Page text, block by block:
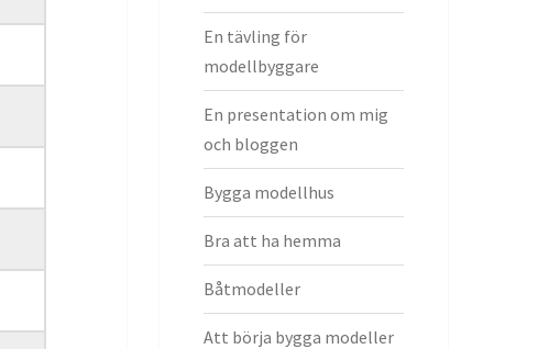
En tävling för
modellbyggare
En presentation om mig
och bloggen
Bygga modellhus
Bra att ha hemma
Båtmodeller
Att börja bygga modeller